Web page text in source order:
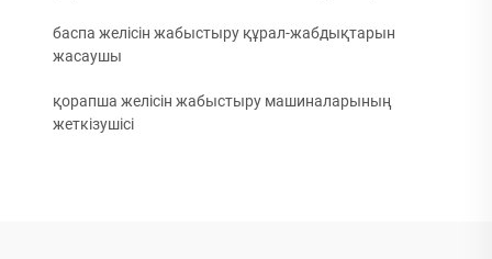
баспа желісін жабыстыру құрал-жабдықтарын
жасаушы
қорапша желісін жабыстыру машиналарының
жеткізушісі